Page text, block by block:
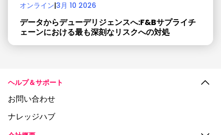
オンライン|3月 10 2026
データからデューデリジェンスへ:F&Bサプライチ
ェーンにおける最も深刻なリスクへの対処
ヘルプ＆サポート
お問い合わせ
ナレッジハブ